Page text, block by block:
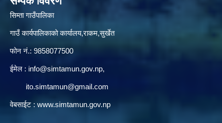
सिम्ता गाउँपालिका
गाउँ कार्यपालिकाको कार्यालय,राकम,सुर्खेत
फोन नं.: 9858077500
ईमेल‌ : info@simtamun.gov.np,
ito.simtamun@gmail.com
वेबसाईट : www.simtamun.gov.np